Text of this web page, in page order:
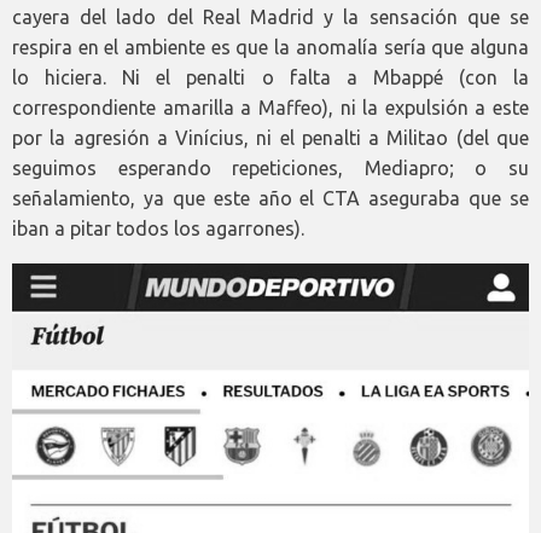
cayera del lado del Real Madrid y la sensación que se
respira en el ambiente es que la anomalía sería que alguna
lo hiciera. Ni el penalti o falta a Mbappé (con la
correspondiente amarilla a Maffeo), ni la expulsión a este
por la agresión a Vinícius, ni el penalti a Militao (del que
seguimos esperando repeticiones, Mediapro; o su
señalamiento, ya que este año el CTA aseguraba que se
iban a pitar todos los agarrones).